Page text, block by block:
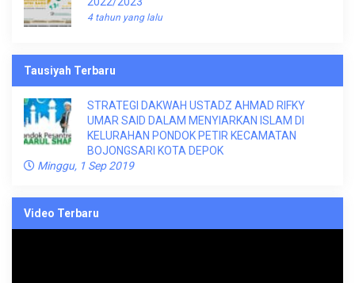
4 tahun yang lalu
Tausiyah Terbaru
STRATEGI DAKWAH USTADZ AHMAD RIFKY
UMAR SAID DALAM MENYIARKAN ISLAM DI
KELURAHAN PONDOK PETIR KECAMATAN
BOJONGSARI KOTA DEPOK
Minggu, 1 Sep 2019
Video Terbaru